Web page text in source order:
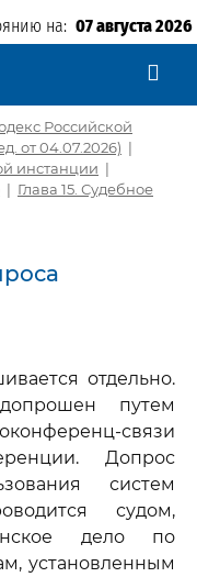
на: 07 августа 2026
Российской
от 04.07.2026) |
инстанции |
| Глава 15. Судебное
отдельно.
путем
связи
Допрос
систем
судом,
дело по
установленным